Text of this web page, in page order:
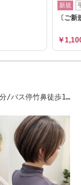
新規
〔ご
￥
/バス停竹鼻徒歩10